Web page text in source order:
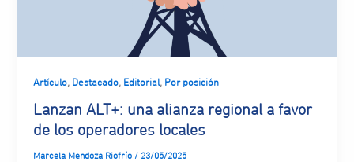
Artículo, Destacado, Editorial, Por posición
Lanzan ALT+: una alianza regional a favor
de los operadores locales
Marcela Mendoza Riofrío / 23/05/2025